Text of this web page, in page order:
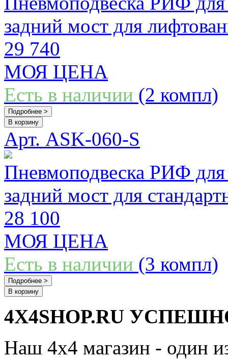
задний мост для
29 740
МОЯ ЦЕНА
Есть в наличии (2 компл)
Подробнее >
В корзину
Арт. ASK-060-S
Пневмоподвеска РИФ
задний мост для
28 100
МОЯ ЦЕНА
Есть в наличии (3 компл)
Подробнее >
В корзину
4X4SHOP.RU
Наш 4x4 магазин - один